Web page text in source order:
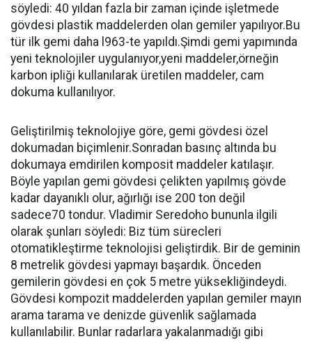
söyledi: 40 yıldan fazla bir zaman içinde işletmede
gövdesi plastik maddelerden olan gemiler yapılıyor.Bu
tür ilk gemi daha l963-te yapıldı.Şimdi gemi yapımında
yeni teknolojiler uygulanıyor,yeni maddeler,örneğin
karbon ipliği kullanılarak üretilen maddeler, cam
dokuma kullanılıyor.
Geliştirilmiş teknolojiye göre, gemi gövdesi özel
dokumadan biçimlenir.Sonradan basınç altında bu
dokumaya emdirilen komposit maddeler katılaşır.
Böyle yapılan gemi gövdesi çelikten yapılmış gövde
kadar dayanıklı olur, ağırlığı ise 200 ton değil
sadece70 tondur. Vladimir Seredoho bununla ilgili
olarak şunları söyledi: Biz tüm sürecleri
otomatikleştirme teknolojisi geliştirdik. Bir de geminin
8 metrelik gövdesi yapmayı başardık. Önceden
gemilerin gövdesi en çok 5 metre yüksekliğindeydi.
Gövdesi kompozit maddelerden yapılan gemiler mayın
arama tarama ve denizde güvenlik sağlamada
kullanılabilir. Bunlar radarlara yakalanmadığı gibi